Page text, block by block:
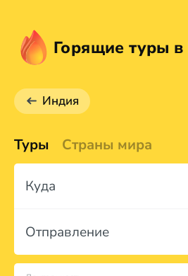
Горящие туры
Индия
Туры Страны мира
Куда
Отправление